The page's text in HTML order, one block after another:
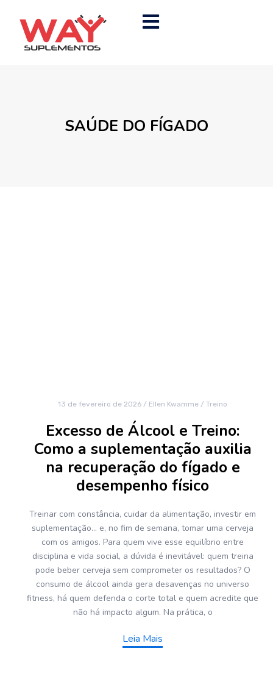
SAÚDE DO FÍGADO
13 de fevereiro de 2026 / Ellen Kwamme / Treino
Excesso de Álcool e Treino:
Como a suplementação auxilia
na recuperação do fígado e
desempenho físico
Treinar com constância, cuidar da alimentação, investir em
suplementação… e, no fim de semana, tomar uma cerveja
com os amigos. Para quem vive esse equilíbrio entre
disciplina e vida social, a dúvida é inevitável: quem treina
pode beber cerveja sem comprometer os resultados? O
consumo de álcool ainda gera desavenças no universo
fitness, há quem defenda o corte total e quem acredite que
não há impacto algum. Na prática, o
Leia Mais